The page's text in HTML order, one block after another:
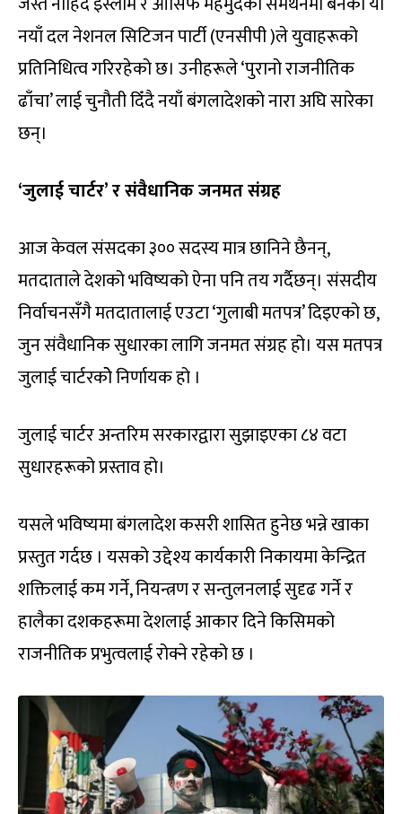
नयाँ दल नेशनल सिटिजन पार्टी (एनसीपी )ले युवाहरूको
प्रतिनिधित्व गरिरहेको छ। उनीहरूले ‘पुरानो राजनीतिक
ढाँचा’ लाई चुनौती दिँदै नयाँ बंगलादेशको नारा अघि सारेका
छन्।
‘जुलाई चार्टर’ र संवैधानिक जनमत संग्रह
आज केवल संसदका ३०० सदस्य मात्र छानिने छैनन्,
मतदाताले देशको भविष्यको ऐना पनि तय गर्दैछन्। संसदीय
निर्वाचनसँगै मतदातालाई एउटा ‘गुलाबी मतपत्र’ दिइएको छ,
जुन संवैधानिक सुधारका लागि जनमत संग्रह हो। यस मतपत्र
जुलाई चार्टरकोे निर्णायक हो ।
जुलाई चार्टर अन्तरिम सरकारद्वारा सुझाइएका ८४ वटा
सुधारहरूको प्रस्ताव हो।
यसले भविष्यमा बंगलादेश कसरी शासित हुनेछ भन्ने खाका
प्रस्तुत गर्दछ । यसको उद्देश्य कार्यकारी निकायमा केन्द्रित
शक्तिलाई कम गर्ने, नियन्त्रण र सन्तुलनलाई सुदृढ गर्ने र
हालैका दशकहरूमा देशलाई आकार दिने किसिमको
राजनीतिक प्रभुत्वलाई रोक्ने रहेको छ ।